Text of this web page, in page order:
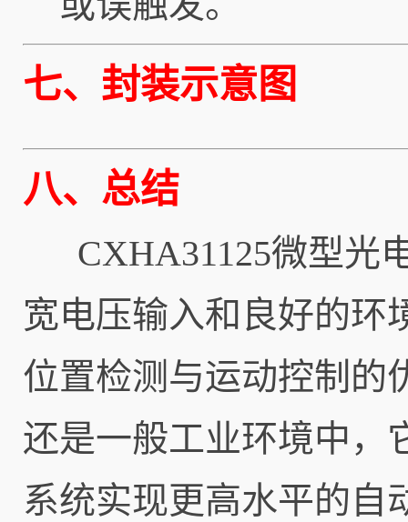
七、封装示意图
八、总结
CXHA31125微型光
宽电压输入和良好的环
位置检测与运动控制的
还是一般工业环境中，
系统实现更高水平的自